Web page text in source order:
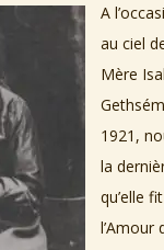
A
au ciel
Mère
1921,
la
qu’elle
l’Amour